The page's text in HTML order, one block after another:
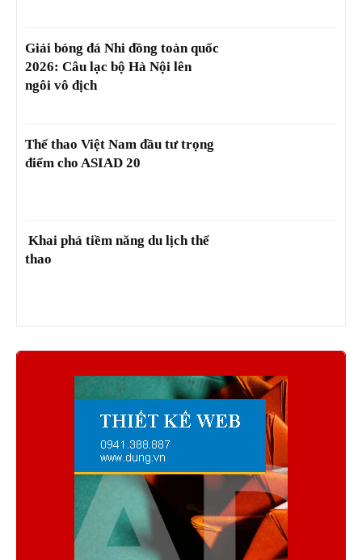
Giải bóng đá Nhi đồng toàn quốc
2026: Câu lạc bộ Hà Nội lên
ngôi vô địch
Thể thao Việt Nam đầu tư trọng
điểm cho ASIAD 20
Khai phá tiềm năng du lịch thể
thao